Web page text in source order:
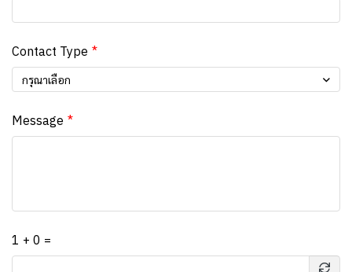
Contact Type
กรุณาเลือก
Message
1 + 0 =